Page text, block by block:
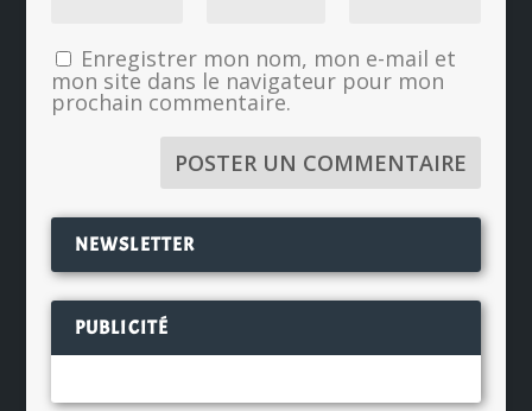
Enregistrer mon nom, mon e-mail et
mon site dans le navigateur pour mon
prochain commentaire.
NEWSLETTER
PUBLICITÉ